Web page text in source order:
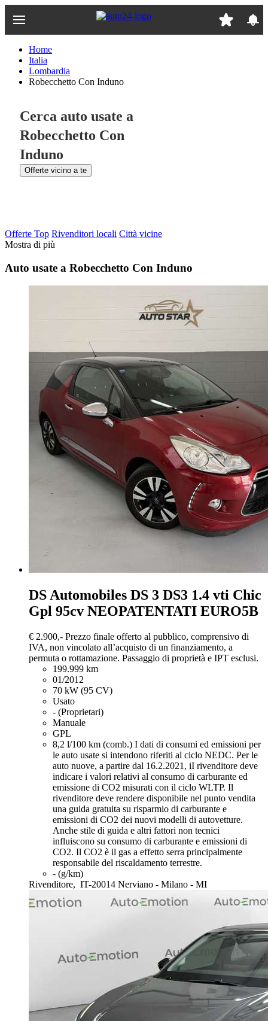
Home
Italia
Lombardia
Robecchetto Con Induno
Cerca auto usate a
Robecchetto Con
Induno
Offerte vicino a te
Offerte Top Rivenditori locali Città vicine
Mostra di più
Auto usate a Robecchetto Con Induno
DS Automobiles DS 3 DS3 1.4 vti Chic
Gpl 95cv NEOPATENTATI EURO5B
€ 2.900,- Prezzo finale offerto al pubblico, comprensivo di
IVA, non vincolato all’acquisto di un finanziamento, a
permuta o rottamazione. Passaggio di proprietà e IPT esclusi.
199.999 km
01/2012
70 kW (95 CV)
Usato
- (Proprietari)
Manuale
GPL
8,2 l/100 km (comb.) I dati di consumi ed emissioni per
le auto usate si intendono riferiti al ciclo NEDC. Per le
auto nuove, a partire dal 16.2.2021, iI rivenditore deve
indicare i valori relativi al consumo di carburante ed
emissione di CO2 misurati con il ciclo WLTP. Il
rivenditore deve rendere disponibile nel punto vendita
una guida gratuita su risparmio di carburante e
emissioni di CO2 dei nuovi modelli di autovetture.
Anche stile di guida e altri fattori non tecnici
influiscono su consumo di carburante e emissioni di
CO2. Il CO2 è il gas a effetto serra principalmente
responsabile del riscaldamento terrestre.
- (g/km)
Rivenditore, IT-20014 Nerviano - Milano - MI